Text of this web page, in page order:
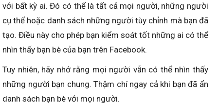
với bất kỳ ai. Đó có thể là tất cả mọi người, những người
cụ thể hoặc danh sách những người tùy chỉnh mà bạn đã
tạo. Điều này cho phép bạn kiểm soát tốt những ai có thể
nhìn thấy bạn bè của bạn trên Facebook.
Tuy nhiên, hãy nhớ rằng mọi người vẫn có thể nhìn thấy
những người bạn chung. Thậm chí ngay cả khi bạn đã ẩn
danh sách bạn bè với mọi người.